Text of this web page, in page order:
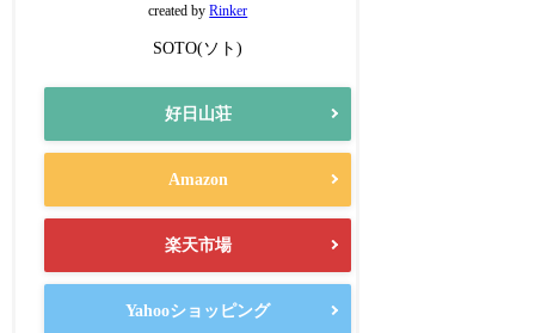
created byRinker
SOTO(ソト)
好日山荘
Amazon
楽天市場
Yahooショッピング